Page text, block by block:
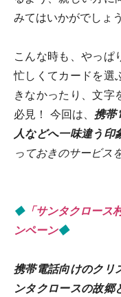
みてはいかがでしょ
こんな時も、やっぱ
忙しくてカードを選
きなかったり、文字
必見！ 今回は、 携帯
人などへ一味違う印
っておきのサービス
◆「サンタクロース
ンペーン◆
携帯電話向けのクリ
ンタクロースの故郷